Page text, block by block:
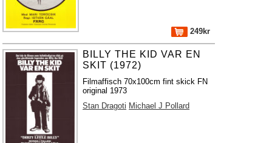
249kr
BILLY THE KID VAR EN
SKIT (1972)
Filmaffisch 70x100cm fint skick FN
original 1973
Stan Dragoti Michael J Pollard